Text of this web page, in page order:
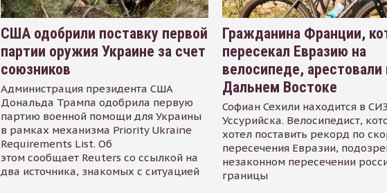
США одобрили поставку первой
партии оружия Украине за счет
союзников
Администрация президента США
Дональда Трампа одобрила первую
партию военной помощи для Украины
в рамках механизма Priority Ukraine
Requirements List. Об
этом сообщает Reuters со ссылкой на
два источника, знакомых с ситуацией
Гражданина Франции,
пересекал Евразию на
велосипеде, арестовали
Дальнем Востоке
Софиан Сехили находится в
Уссурийска. Велосипедист,
хотел поставить рекорд по
пересечения Евразии,
незаконном пересечении
границы